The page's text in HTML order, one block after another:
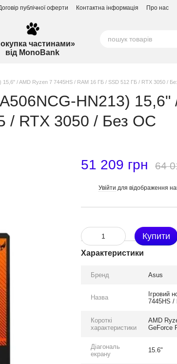
публічної оферти Контактна інформація Про нас
частинами»
від MonoBank
15,6" / AMD Ryzen 7 7445HS / RAM 16 ГБ / SSD 512 ГБ / RTX 3050 /
HN213)
/ RTX 3050 / Без ОС
51 209 грн 64
Увійти для відображення
Купити
Характеристики
Бренд Asus
Назва
Ігровий
7445HS
Короткі
характеристики
AMD
GeForce
Діагональ
екрану
15.6"